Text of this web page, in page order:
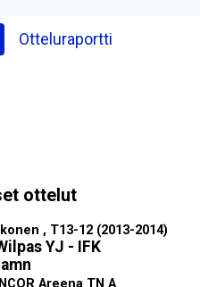
Otteluraportti
ottelut
, T13-12 (2013-2014)
YJ - IFK
Areena TN A